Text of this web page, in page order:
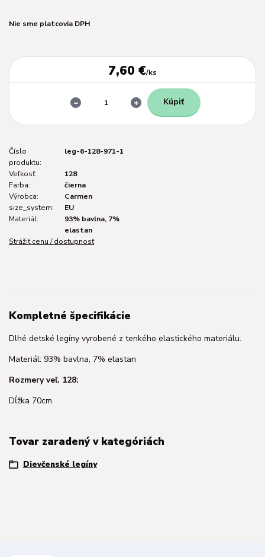
Nie sme platcovia DPH
7,60 €/ks
Kúpiť
Číslo
produktu:
leg-6-128-971-1
Veľkosť:
128
Farba:
čierna
Výrobca:
Carmen
size_system:
EU
Materiál:
93% bavlna, 7%
elastan
Strážiť cenu / dostupnosť
Kompletné špecifikácie
Dlhé detské legíny vyrobené z tenkého elastického materiálu.
Materiál: 93% bavlna, 7% elastan
Rozmery veľ. 128:
Dĺžka 70cm
Tovar zaradený v kategóriách
Dievčenské legíny